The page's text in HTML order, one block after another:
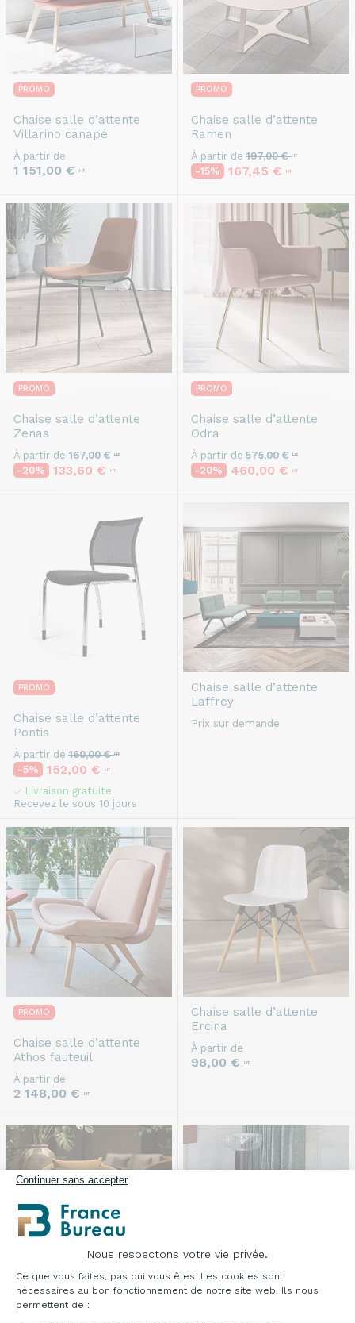
Continuer sans accepter
Nous respectons votre vie privée.
Plateforme de Gestion du Consentement :
Ce que vous faites, pas qui vous êtes. Les cookies sont
nécessaires au bon fonctionnement de notre site web. Ils nous
permettent de :
PROMO
Chaise salle d’attente
Villarino canapé
À partir de
1 151,00 € HT
PROMO
Chaise salle d’attente
Ramen
À partir de 197,00 €HT
-15% 167,45 € HT
PROMO
Chaise salle d’attente
Zenas
À partir de 167,00 €HT
-20% 133,60 € HT
PROMO
Chaise salle d’attente
Odra
À partir de 575,00 €HT
-20% 460,00 € HT
PROMO
Chaise salle d’attente
Pontis
À partir de 160,00 €HT
-5% 152,00 € HT
Livraison gratuite
Recevez le sous 10 jours
Chaise salle d’attente
Laffrey
Prix sur demande
PROMO
Chaise salle d’attente
Athos fauteuil
À partir de
2 148,00 € HT
Chaise salle d’attente
Ercina
À partir de
98,00 € HT
NOUVEAU PROMO